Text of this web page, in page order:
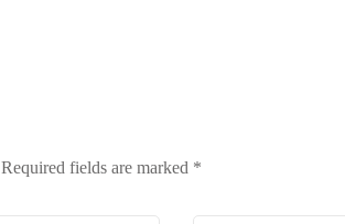
Required fields are marked *